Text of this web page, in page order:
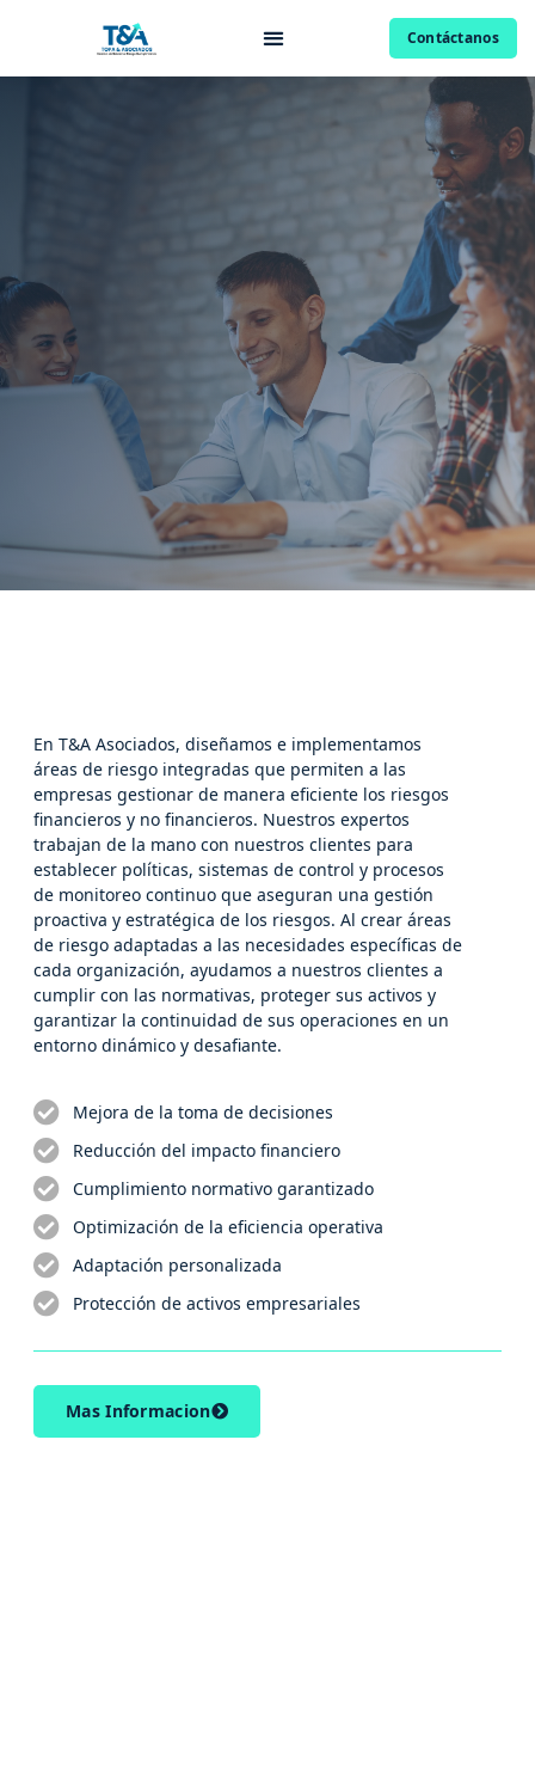
Contáctanos
En T&A Asociados, diseñamos e implementamos
áreas de riesgo integradas que permiten a las
empresas gestionar de manera eficiente los riesgos
financieros y no financieros. Nuestros expertos
trabajan de la mano con nuestros clientes para
establecer políticas, sistemas de control y procesos
de monitoreo continuo que aseguran una gestión
proactiva y estratégica de los riesgos. Al crear áreas
de riesgo adaptadas a las necesidades específicas de
cada organización, ayudamos a nuestros clientes a
cumplir con las normativas, proteger sus activos y
garantizar la continuidad de sus operaciones en un
entorno dinámico y desafiante.
Mejora de la toma de decisiones
Reducción del impacto financiero
Cumplimiento normativo garantizado
Optimización de la eficiencia operativa
Adaptación personalizada
Protección de activos empresariales
Mas Informacion